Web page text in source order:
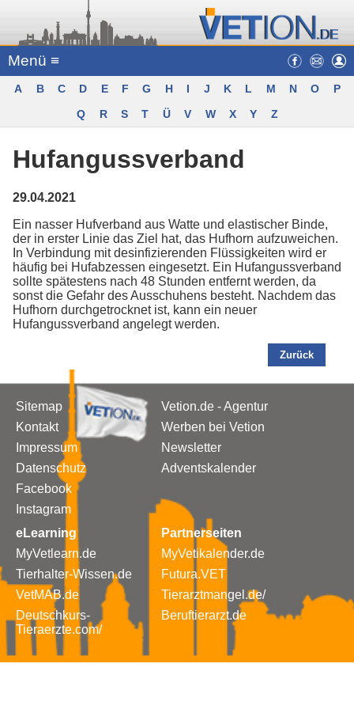
Menü ≡
A B C D E F G H I J K L M N O
P
Q
R S T Ü V W X Y Z
Hufangussverband
29.04.2021
Ein nasser Hufverband aus Watte und elastischer Binde,
der in erster Linie das Ziel hat, das Hufhorn aufzuweichen.
In Verbindung mit desinfizierenden Flüssigkeiten wird er
häufig bei Hufabzessen eingesetzt. Ein Hufangussverband
sollte spätestens nach 48 Stunden entfernt werden, da
sonst die Gefahr des Ausschuhens besteht. Nachdem das
Hufhorn durchgetrocknet ist, kann ein neuer
Hufangussverband angelegt werden.
Zurück
Sitemap
Kontakt
Impressum
Datenschutz
Facebook
Instagram
Vetion.de - Agentur
Werben bei Vetion
Newsletter
Adventskalender
eLearning
MyVetlearn.de
Tierhalter-Wissen.de
VetMAB.de
Deutschkurs-
Tieraerzte.com/
Partnerseiten
MyVetikalender.de
Futura.VET
Tierarztmangel.de/
Beruftierarzt.de